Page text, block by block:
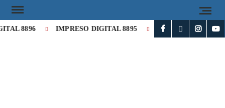
8896 IMPRESO DIGITAL 8895 IMPRESO DIGITAL